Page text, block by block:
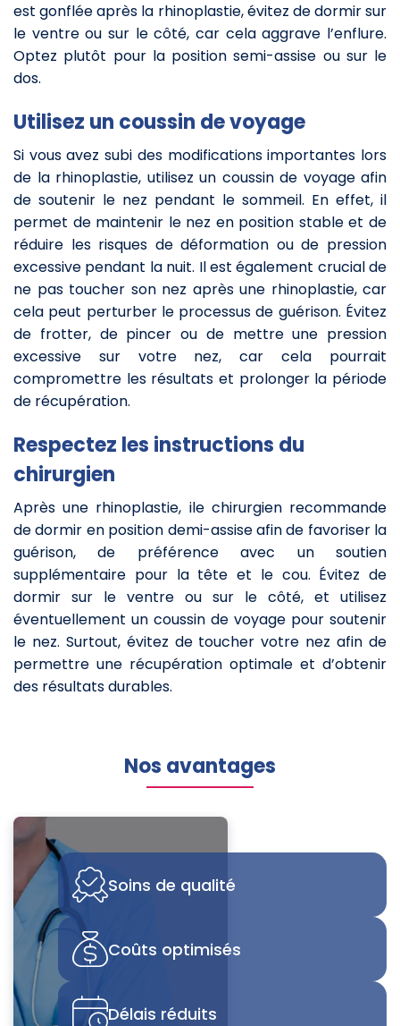
est gonflée après la rhinoplastie, évitez de dormir sur
le ventre ou sur le côté, car cela aggrave l’enflure.
Optez plutôt pour la position semi-assise ou sur le
dos.
Utilisez un coussin de voyage
Si vous avez subi des modifications importantes lors
de la rhinoplastie, utilisez un coussin de voyage afin
de soutenir le nez pendant le sommeil. En effet, il
permet de maintenir le nez en position stable et de
réduire les risques de déformation ou de pression
excessive pendant la nuit. Il est également crucial de
ne pas toucher son nez après une rhinoplastie, car
cela peut perturber le processus de guérison. Évitez
de frotter, de pincer ou de mettre une pression
excessive sur votre nez, car cela pourrait
compromettre les résultats et prolonger la période
de récupération.
Respectez les instructions du
chirurgien
Après une rhinoplastie, ile chirurgien recommande
de dormir en position demi-assise afin de favoriser la
guérison, de préférence avec un soutien
supplémentaire pour la tête et le cou. Évitez de
dormir sur le ventre ou sur le côté, et utilisez
éventuellement un coussin de voyage pour soutenir
le nez. Surtout, évitez de toucher votre nez afin de
permettre une récupération optimale et d’obtenir
des résultats durables.
Nos avantages
Soins de qualité
Coûts optimisés
Délais réduits